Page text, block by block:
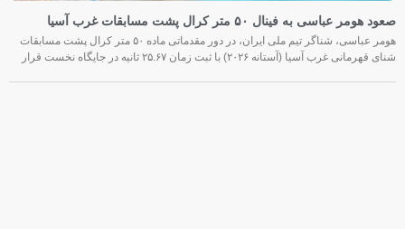
صعود هومر عباسی به فینال ۵۰ متر کرال پشت مسابقات غرب آسیا
هومر عباسی، شناگر تیم ملی ایران، در دور مقدماتی ماده ۵۰ متر کرال پشت مسابقات
شنای قهرمانی غرب آسیا (آستانه ۲۰۲۶) با ثبت زمان ۲۵.۶۷ ثانیه در جایگاه نخست قرار